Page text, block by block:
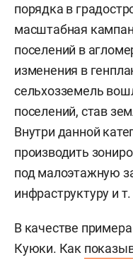
порядка в
масштабная
поселений в
изменения в
сельхозземель
поселений, став
Внутри данной
производить
под малоэтажную
инфраструктуру и
В качестве
Куюки. Как